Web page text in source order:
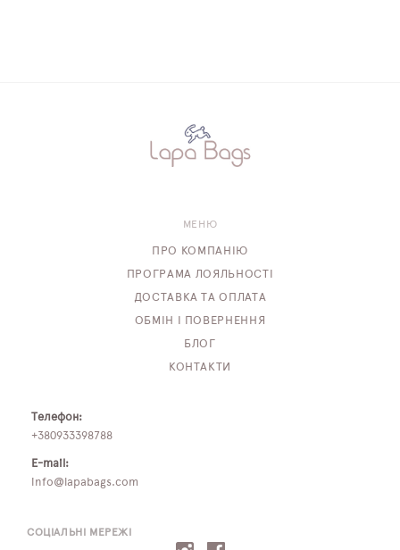
СОЦІАЛЬНІ МЕРЕЖІ
МЕНЮ
ПРО КОМПАНІЮ
ПРОГРАМА ЛОЯЛЬНОСТІ
ДОСТАВКА ТА ОПЛАТА
ОБМІН І ПОВЕРНЕННЯ
БЛОГ
КОНТАКТИ
Телефон:
+380933398788
E-mail:
info@lapabags.com